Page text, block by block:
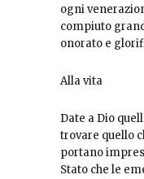
ogni
compiuto
onorato e
Alla vita
Date a Dio
trovare quello
portano
Stato che le